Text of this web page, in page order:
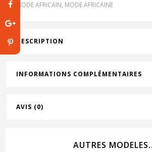
MODE AFRICAIN, MODE AFRICAINE
DESCRIPTION
INFORMATIONS COMPLÉMENTAIRES
AVIS (0)
AUTRES MODELES..